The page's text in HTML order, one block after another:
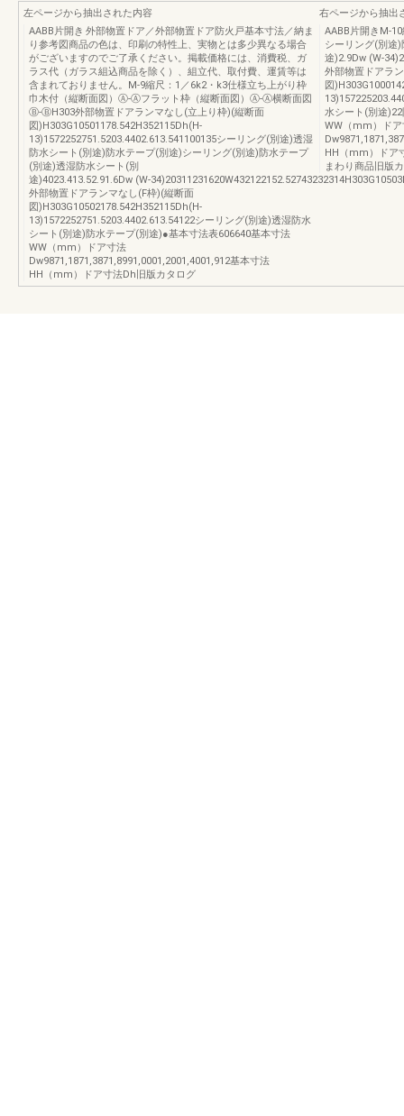
左ページから抽出された内容
AABB片開き 外部物置ドア／外部物置ドア防火戸基本寸法／納ま
り参考図商品の色は、印刷の特性上、実物とは多少異なる場合
がございますのでご了承ください。掲載価格には、消費税、ガ
ラス代（ガラス組込商品を除く）、組立代、取付費、運賃等は
含まれておりません。M-9縮尺：1／6k2・k3仕様立ち上がり枠
巾木付（縦断面図）Ⓐ-Ⓐフラット枠（縦断面図）Ⓐ-Ⓐ横断面図
Ⓑ-ⒷH303外部物置ドアランマなし(立上り枠)(縦断面
図)H303G10501178.542H352115Dh(H-
13)1572252751.5203.4402.613.541100135シーリング(別途)透湿
防水シート(別途)防水テープ(別途)シーリング(別途)防水テープ
(別途)透湿防水シート(別
途)4023.413.52.91.6Dw
外部物置ドアランマなし(F枠)(縦断面
図)H303G10502178.542H352115Dh(H-
13)1572252751.5203.4402.613.54122シーリング(別途)透湿防水
シート(別途)防水テープ(別途)●基本寸法表606640基本寸法
WW（mm）ドア寸法
Dw9871,1871,3871,8991,0001,2001,4001,912基本寸法
HH（mm）ドア寸法Dh旧版カタログ
右ページから抽出
AABB片開きM-
シーリング(別途
途)2.9Dw
外部物置ドアラ
図
水シート(別途
WW（mm）ドア
HH（mm）ドア
まわり商品旧版